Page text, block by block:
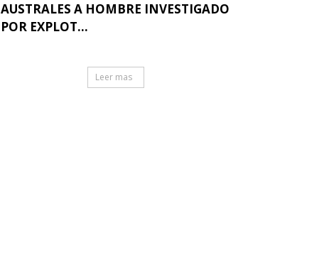
AUSTRALES A HOMBRE INVESTIGADO
POR EXPLOT...
Leer mas